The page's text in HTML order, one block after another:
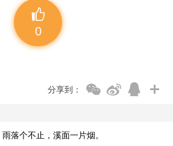
0
分享到：
雨落个不止，溪面一片烟。